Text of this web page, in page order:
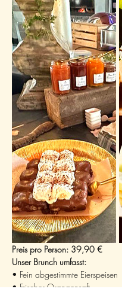
Preis pro Person: 39,90 €
Unser Brunch umfasst:
• Fein abgestimmte Eierspeisen
• Frischer Orangensaft